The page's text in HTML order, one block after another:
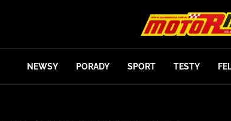
NEWSY PORADY SPORT TESTY